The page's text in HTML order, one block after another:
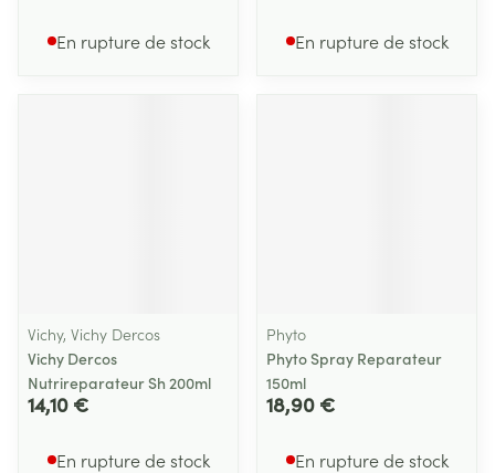
En rupture de stock En rupture de stock
Vichy, Vichy Dercos
Vichy Dercos
Nutrireparateur Sh 200ml
14,10 €
En rupture de stock
Phyto
Phyto Spray Reparateur
150ml
18,90 €
En rupture de stock